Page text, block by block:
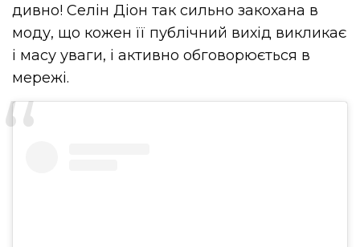
дивно! Селін Діон так сильно закохана в
моду, що кожен її публічний вихід викликає
і масу уваги, і активно обговорюється в
мережі.